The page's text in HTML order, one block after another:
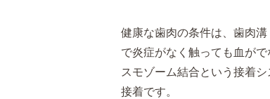
健康な歯肉の条件は、歯肉
で炎症がなく触っても血が
スモゾーム結合という接着
接着です。